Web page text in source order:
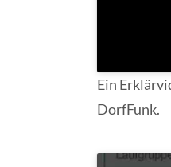
Ein
DorfFunk.